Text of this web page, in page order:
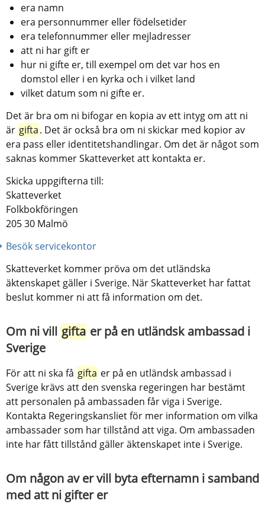
era namn
era personnummer eller födelsetider
era telefonnummer eller mejladresser
att ni har gift er
hur ni gifte er, till exempel om det var hos en
domstol eller i en kyrka och i vilket land
vilket datum som ni gifte er.
Det är bra om ni bifogar en kopia av ett intyg om att ni
är gifta. Det är också bra om ni skickar med kopior av
era pass eller identitetshandlingar. Om det är något som
saknas kommer Skatteverket att kontakta er.
Skicka uppgifterna till:
Skatteverket
Folkbokföringen
205 30 Malmö
Besök servicekontor
Skatteverket kommer pröva om det utländska
äktenskapet gäller i Sverige. När Skatteverket har fattat
beslut kommer ni att få information om det.
Om ni vill gifta er på en utländsk ambassad i
Sverige
För att ni ska få gifta er på en utländsk ambassad i
Sverige krävs att den svenska regeringen har bestämt
att personalen på ambassaden får viga i Sverige.
Kontakta Regeringskansliet för mer information om vilka
ambassader som har tillstånd att viga. Om ambassaden
inte har fått tillstånd gäller äktenskapet inte i Sverige.
Om någon av er vill byta efternamn i samband
med att ni gifter er